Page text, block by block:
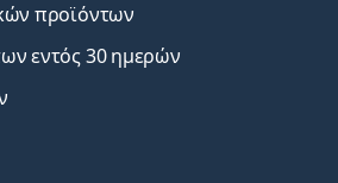
προϊόντων
εντός 30 ημερών